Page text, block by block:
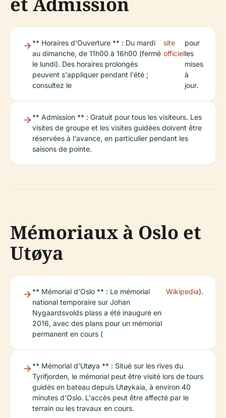
** Horaires d'Ouverture ** : Du mardi
au dimanche, de 11h00 à 16h00 (fermé
le lundi). Des horaires prolongés
peuvent s'appliquer pendant l'été ;
consultez le
site
officiel
pour
les
mises
à
jour.
** Admission ** : Gratuit pour tous les visiteurs. Les
visites de groupe et les visites guidées doivent être
réservées à l'avance, en particulier pendant les
saisons de pointe.
Mémoriaux à Oslo et
Utøya
** Mémorial d'Oslo ** : Le mémorial
national temporaire sur Johan
Nygaardsvolds plass a été inauguré en
2016, avec des plans pour un mémorial
permanent en cours (
Wikipedia).
** Mémorial d'Utøya ** : Situé sur les rives du
Tyrifjorden, le mémorial peut être visité lors de tours
guidés en bateau depuis Utøykaia, à environ 40
minutes d'Oslo. L'accès peut être affecté par le
terrain ou les travaux en cours.